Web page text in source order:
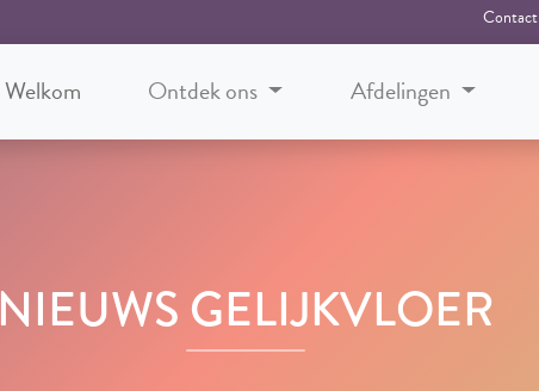
Contact
Welkom Ontdek ons Afdelingen
NIEUWS GELIJKVLOER